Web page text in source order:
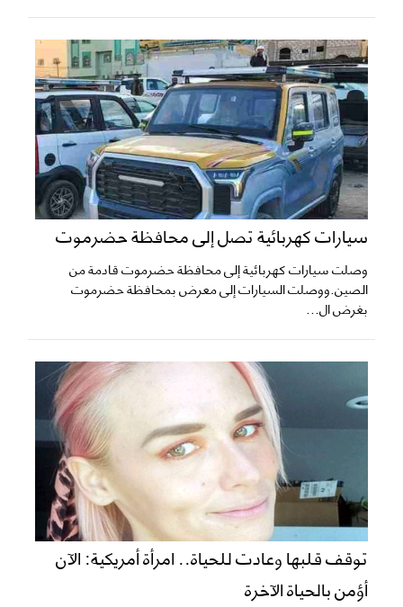
سيارات كهربائية تصل إلى محافظة حضرموت
وصلت سيارات كهربائية إلى محافظة حضرموت قادمة من
الصين.ووصلت السيارات إلى معرض بمحافظة حضرموت
بغرض ال...
توقف قلبها وعادت للحياة.. امرأة أمريكية: الآن
أؤمن بالحياة الآخرة